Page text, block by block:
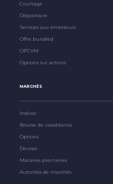
Courtage
Dépositaire
Services aux émetteurs
Offre bundled
OPCVM
Options sur actions
MARCHÉS
Indices
Bourse de casablanca
Options
Devises
Matières premières
Autorités de marchés